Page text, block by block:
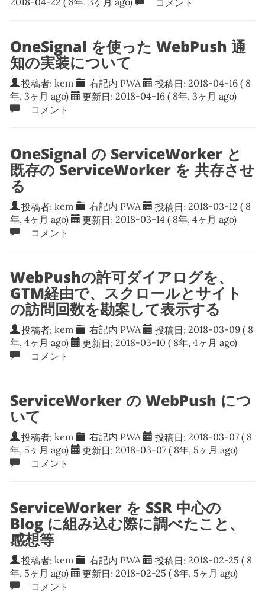
OneSignal を使った WebPush 通
知の実装について
投稿者: kem 右記内 PWA 投稿日: 2018-04-16( 8
年, 3ヶ月 ago)
更新日: 2018-04-16 ( 8年, 3ヶ月 ago)
コメント
OneSignal の ServiceWorker と
既存の ServiceWorker を 共存させ
る
投稿者: kem 右記内 PWA 投稿日: 2018-03-12 ( 8
年, 4ヶ月 ago)
更新日: 2018-03-14 ( 8年, 4ヶ月 ago)
コメント
WebPushの許可ダイアログを、
GTM経由で、スクロールとサイト
の訪問回数を勘案して表示する
投稿者: kem 右記内 PWA 投稿日: 2018-03-09( 8
年, 4ヶ月 ago)
更新日: 2018-03-10 ( 8年, 4ヶ月 ago)
コメント
ServiceWorker の WebPush につ
いて
投稿者: kem 右記内 PWA 投稿日: 2018-03-07( 8
年, 5ヶ月 ago)
更新日: 2018-03-07 ( 8年, 5ヶ月 ago)
コメント
ServiceWorker を SSR 中心の
Blog に組み込む際に調べたこと、
感想等
投稿者: kem 右記内 PWA 投稿日: 2018-02-25 ( 8
年, 5ヶ月 ago)
更新日: 2018-02-25 ( 8年, 5ヶ月 ago)
コメント